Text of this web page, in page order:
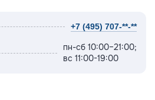
+7 (495) 707-**-**
пн-сб 10:00–21:00;
вс 11:00-19:00